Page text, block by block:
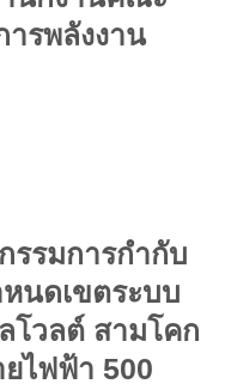
ารพลังงาน
รมการกำกับ
หนดเขตระบบ
โวลต์ สามโคก
ไฟฟ้า 500